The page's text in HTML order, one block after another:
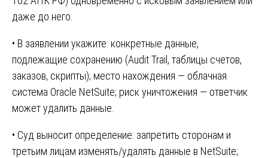
даже до него.
• В заявлении укажите: конкретные данные,
подлежащие сохранению (Audit Trail, таблицы счетов,
заказов, скрипты); место нахождения — облачная
система Oracle NetSuite; риск уничтожения — ответчик
может удалить данные.
• Суд выносит определение: запретить сторонам и
третьим лицам изменять/удалять данные в NetSuite;